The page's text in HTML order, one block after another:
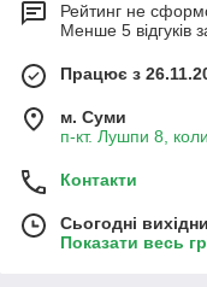
Рейтинг не
Менше 5 відгуків
Працює з
м. Суми
п-кт. Лушпи 8,
Контакти
Сьогодні
Показати весь